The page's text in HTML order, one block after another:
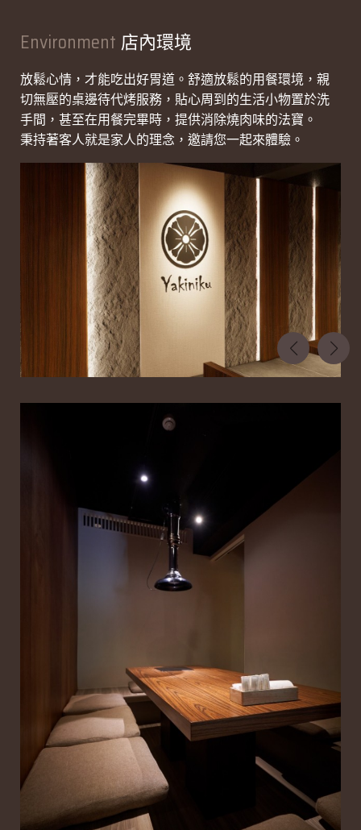
Environment 店內環境
放鬆心情，才能吃出好胃道。舒適放鬆的用餐環境，親
切無壓的桌邊待代烤服務，貼心周到的生活小物置於洗
手間，甚至在用餐完畢時，提供消除燒肉味的法寶。
秉持著客人就是家人的理念，邀請您一起來體驗。